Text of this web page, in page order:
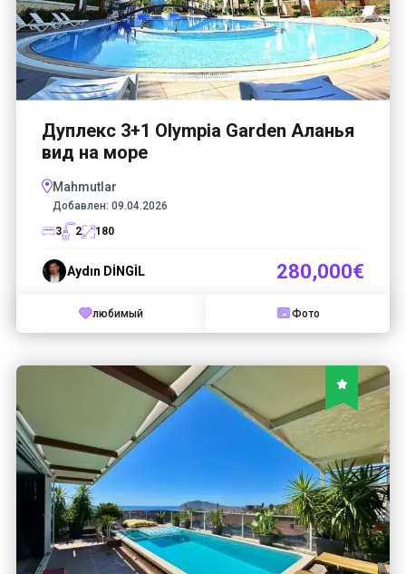
Дуплекс 3+1 Olympia Garden Аланья
вид на море
Mahmutlar
Добавлен: 09.04.2026
3
2 180
Aydın DİNGİL 280,000€
любимый Фото